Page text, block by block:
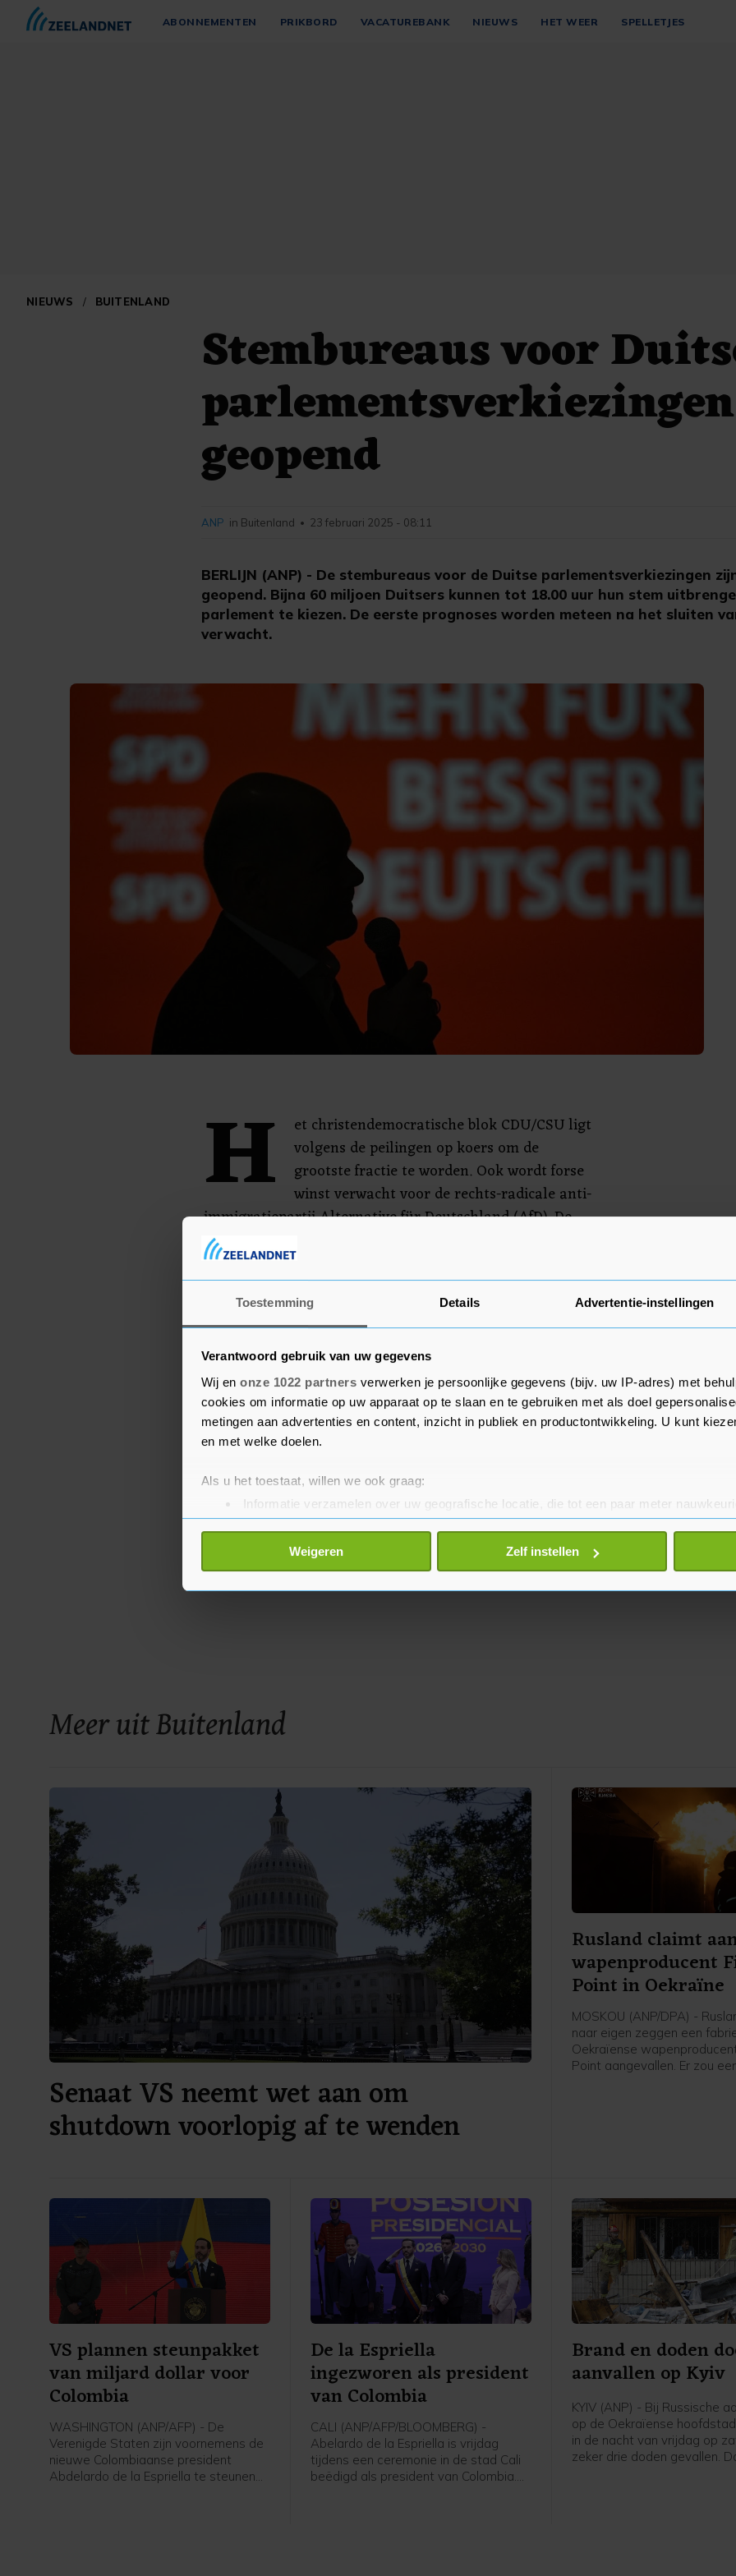
Toestemming Details Advertentie-instellingen
Verantwoord gebruik van uw gegevens
Wij en onze 1022 partners verwerken je persoonlijke gegevens (bijv. uw IP-adres) met
cookies om informatie op uw apparaat op te slaan en te gebruiken met als doel
metingen aan advertenties en content, inzicht in publiek en productontwikkeling. U kunt
en met welke doelen.
Als u het toestaat, willen we ook graag:
Informatie verzamelen over uw geografische locatie, die tot een paar meter
Uw apparaat identificeren door het actief te scannen op specifieke eigenschappen
Lees meer over hoe uw persoonlijke gegevens worden verwerkt en stel uw voorkeuren in het
toestemming op elk moment wijzigen of intrekken in de Cookieverklaring.
Weigeren Zelf instellen
ABONNEMENTEN PRIKBORD VACATUREBANK NIEUWS HET WEER SPELLETJES
NIEUWS / BUITENLAND
Stembureaus voor
parlementsverkiezingen
geopend
BERLIJN (ANP) - De stembureaus voor de Duitse parlementsverkiezingen
geopend. Bijna 60 miljoen Duitsers kunnen tot 18.00 uur hun stem
parlement te kiezen. De eerste prognoses worden meteen na het sluiten
verwacht.
ANP in Buitenland • 23 februari 2025 - 08:11
H
et christendemocratische blok CDU/CSU ligt
volgens de peilingen op koers om de
grootste fractie te worden. Ook wordt forse
winst verwacht voor de rechts-radicale anti-
immigratiepartij Alternative für Deutschland (AfD). De
christendemocratische leider Friedrich Merz heeft een
regering met AfD uitgesloten. De sociaaldemocratische
SPD van bondskanselier Olaf Scholz staat in de peilingen
op de derde plaats.
Meer uit Buitenland
Senaat VS neemt wet aan om
shutdown voorlopig af te wenden
Rusland claimt
wapenproducent
Point in Oekraïne
MOSKOU (ANP/DPA) -
naar eigen zeggen een
Oekraïense
Point aangevallen. Er zou
VS plannen steunpakket
van miljard dollar voor
Colombia
WASHINGTON (ANP/AFP) - De
Verenigde Staten zijn voornemens de
nieuwe Colombiaanse president
Abdelardo de la Espriella te steunen
De la Espriella
ingezworen als president
van Colombia
CALI (ANP/AFP/BLOOMBERG) -
Abelardo de la Espriella is vrijdag
tijdens een ceremonie in de stad Cali
beëdigd als president van Colombia.
Brand en doden
aanvallen op Kyiv
KYIV (ANP) - Bij Russische
op de Oekraïense
in de nacht van vrijdag op
zeker drie doden gevallen.